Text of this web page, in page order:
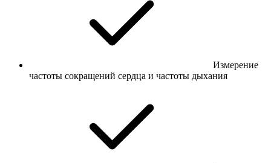
Измерение
частоты сокращений сердца и частоты дыхания